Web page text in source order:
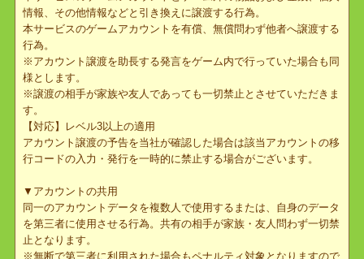
▼リアルマネートレード
アイテムや仮想通貨を現金に換金する、または現金で購入する行
為。
※リアルマネートレードを助長する発言をゲーム内で行っていた場
合も同様とします。
【対応】レベル3以上の適用
リアルマネートレードで得たアイテム及び仮想通貨の没収措置を行
なう場合がございます。
▼アカウント譲渡
ゲームの仮想アイテムまたは仮想通貨と引き換えに譲渡する行為。
本サービスのゲームアカウントとゲーム外の物品および金銭、個人
情報、その他情報などと引き換えに譲渡する行為。
本サービスのゲームアカウントを有償、無償問わず他者へ譲渡する